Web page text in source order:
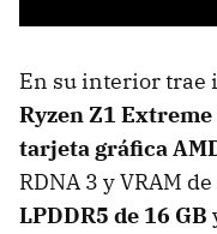
En su interior trae
Ryzen Z1 Extreme
tarjeta gráfica
RDNA 3 y VRAM
LPDDR5 de 16 GB